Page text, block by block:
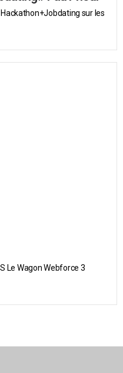
sur les
Le Wagon Webforce 3